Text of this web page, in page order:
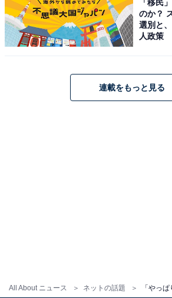
All About ニュース ネットの話題
「移民
のか？
選別と
人政策
連載をもっと見る